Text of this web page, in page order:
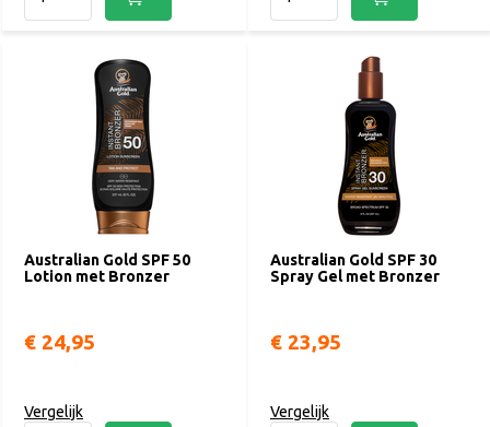
Australian Gold SPF 50
Lotion met Bronzer
€ 24,95
Vergelijk
Australian Gold SPF 30
Spray Gel met Bronzer
€ 23,95
Vergelijk